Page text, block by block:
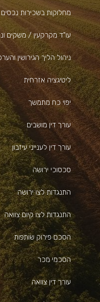
מחלוקות בשכירות נכסים
עו"ד מקרקעין / משקים
ניהול הליך הגירושין
ליטיגציה אזרחית
יפוי כח מתמשך
עורך דין מושבים
עורך דין לענייני עיזבון
סכסוכי ירושה
התנגדות לצו ירושה
התנגדות לצו קיום צוואה
הסכם פירוק שותפות
הסכמי מכר
עורך דין צוואה